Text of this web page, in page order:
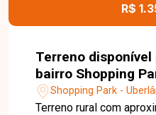
R$
Terreno
bairro Shopping
MGShopping Park -
Terreno rural com